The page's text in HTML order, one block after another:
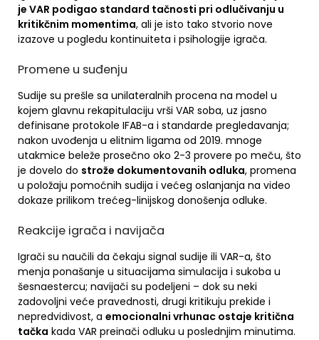
je VAR podigao standard tačnosti pri odlučivanju u
kritikčnim momentima, ali je isto tako stvorio nove
izazove u pogledu kontinuiteta i psihologije igrača.
Promene u suđenju
Sudije su prešle sa unilateralnih procena na model u
kojem glavnu rekapitulaciju vrši VAR soba, uz jasno
definisane protokole IFAB-a i standarde pregledavanja;
nakon uvođenja u elitnim ligama od 2019. mnoge
utakmice beleže prosečno oko 2-3 provere po meču, što
je dovelo do strože dokumentovanih odluka, promena
u položaju pomoćnih sudija i većeg oslanjanja na video
dokaze prilikom trećeg-linijskog donošenja odluke.
Reakcije igrača i navijača
Igrači su naučili da čekaju signal sudije ili VAR-a, što
menja ponašanje u situacijama simulacija i sukoba u
šesnaestercu; navijači su podeljeni – dok su neki
zadovoljni veće pravednosti, drugi kritikuju prekide i
nepredvidivost, a emocionalni vrhunac ostaje kritična
tačka kada VAR preinači odluku u poslednjim minutima.